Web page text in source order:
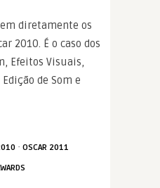
diretamente os
2010. É o caso dos
Efeitos Visuais,
de Som e
· OSCAR 2011